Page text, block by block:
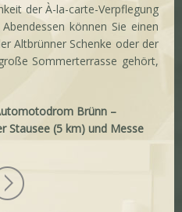
der À-la-carte-Verpflegung
können Sie einen
Altbrünner Schenke oder der
Sommerterrasse gehört,
Brünn –
Stausee (5 km) und Messe